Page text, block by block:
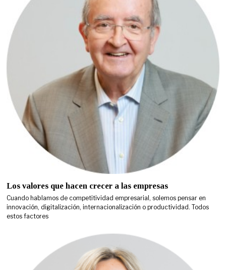
Los valores que hacen crecer a las empresas
Cuando hablamos de competitividad empresarial, solemos pensar en
innovación, digitalización, internacionalización o productividad. Todos
estos factores